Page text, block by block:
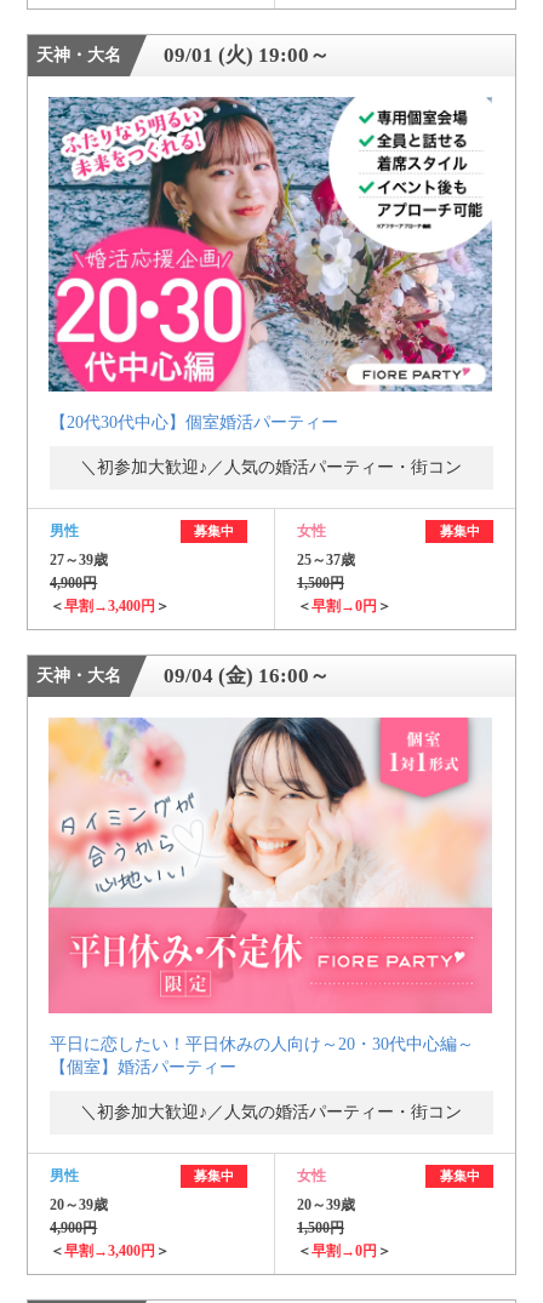
天神・大名 09/01 (火) 19:00～
【20代30代中心】個室婚活パーティー
＼初参加大歓迎♪／人気の婚活パーティー・街コン
男性 募集中
27～39歳
4,900円
＜早割→3,400円 ＞
女性 募集中
25～37歳
1,500円
＜早割→0円 ＞
天神・大名 09/04 (金) 16:00～
平日に恋したい！平日休みの人向け～20・30代中心編～
【個室】婚活パーティー
＼初参加大歓迎♪／人気の婚活パーティー・街コン
男性 募集中
20～39歳
4,900円
＜早割→3,400円 ＞
女性 募集中
20～39歳
1,500円
＜早割→0円 ＞